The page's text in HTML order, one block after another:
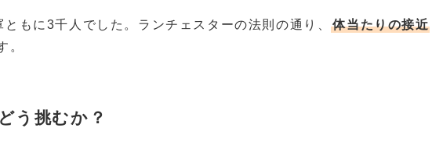
ともに3千人でした。ランチェスターの法則の通り、体当たりの接近
。
う挑むか？